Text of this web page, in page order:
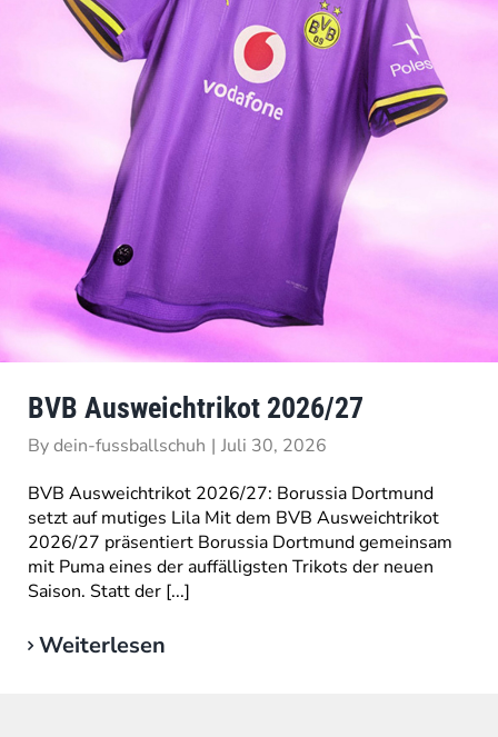
BVB Ausweichtrikot 2026/27
Bydein-fussballschuh | Juli 30, 2026
BVB Ausweichtrikot 2026/27: Borussia Dortmund
setzt auf mutiges Lila Mit dem BVB Ausweichtrikot
2026/27 präsentiert Borussia Dortmund gemeinsam
mit Puma eines der auffälligsten Trikots der neuen
Saison. Statt der [...]
Weiterlesen